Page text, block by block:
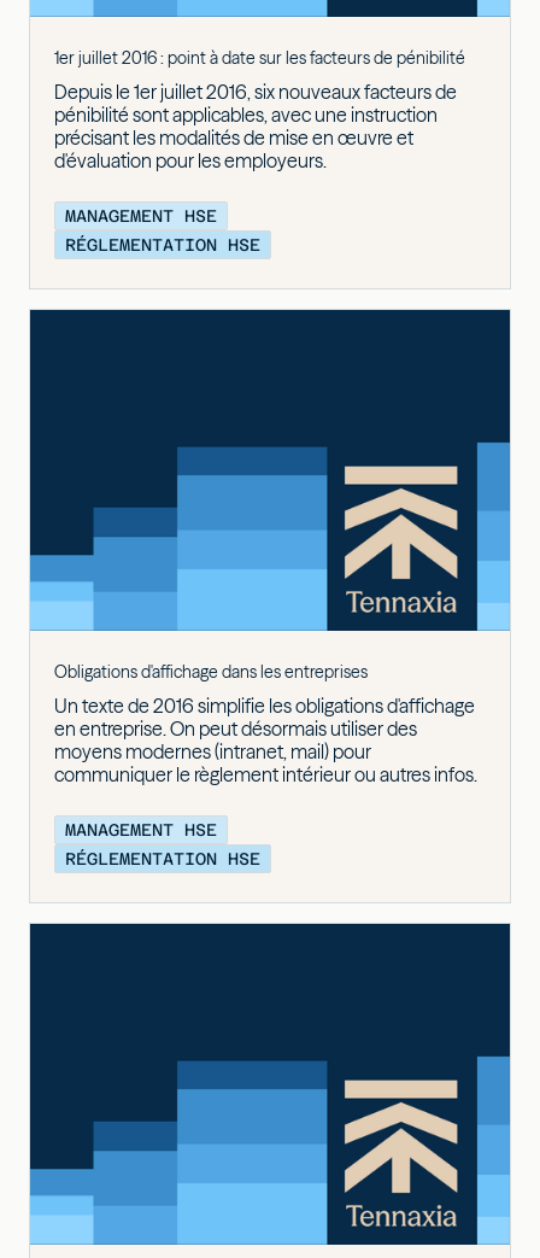
1er juillet 2016 : point à date sur les facteurs de pénibilité
Depuis le 1er juillet 2016, six nouveaux facteurs de
pénibilité sont applicables, avec une instruction
précisant les modalités de mise en œuvre et
d'évaluation pour les employeurs.
MANAGEMENT HSE
RÉGLEMENTATION HSE
Obligations d'affichage dans les entreprises
Un texte de 2016 simplifie les obligations d'affichage
en entreprise. On peut désormais utiliser des
moyens modernes (intranet, mail) pour
communiquer le règlement intérieur ou autres infos.
MANAGEMENT HSE
RÉGLEMENTATION HSE